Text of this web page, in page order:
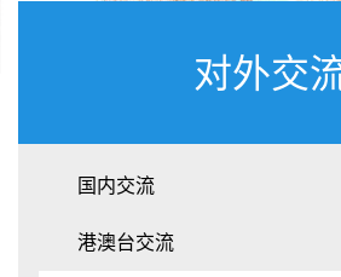
对外交
国内交流
港澳台交流